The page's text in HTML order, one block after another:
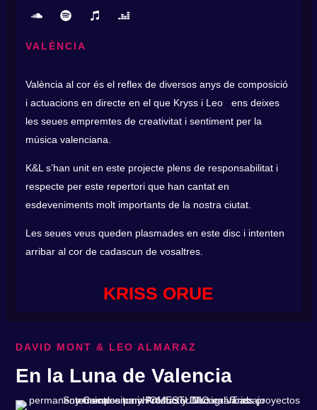
VALÈNCIA
València al cor és el reflex de diversos anys de composició
i actuacions en directe en el que Kryss i Leo ens deixes
les seues empremtes de creativitat i sentiment per la
música valenciana.
K&L s’han unit en este projecte plens de responsabilitat i
respecte per este repertori que han cantat en
esdeveniments molt importants de la nostra ciutat.
Les seues veus queden plasmades en este disc i intenten
arribar al cor de cadascun de vosaltres.
KRISS ORUE
DAVID MONT & LEO ALMARAZ
En la Luna de Valencia